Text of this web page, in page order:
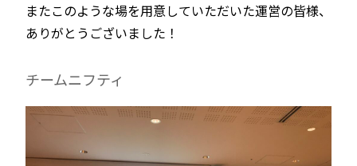
またこのような場を用意していただいた運営の皆様、
ありがとうございました！
チームニフティ